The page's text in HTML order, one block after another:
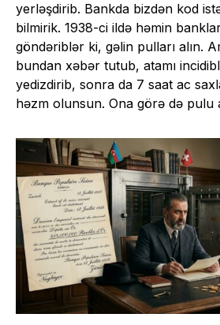
yerləşdirib. Bankda bizdən kod
bilmirik. 1938-ci ildə həmin
göndəriblər ki, gəlin pulları alın.
bundan xəbər tutub, atamı
yedizdirib, sonra da 7 saat ac
həzm olunsun. Ona görə də pulu